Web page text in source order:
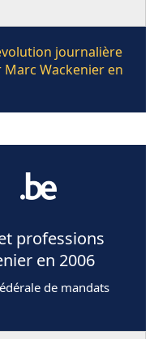
journalière
Wackenier en
professions
en 2006
de mandats